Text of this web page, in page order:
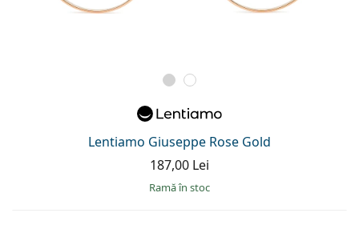
Lentiamo Giuseppe Rose Gold
187,00 Lei
ramă în stoc